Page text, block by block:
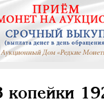
копейки